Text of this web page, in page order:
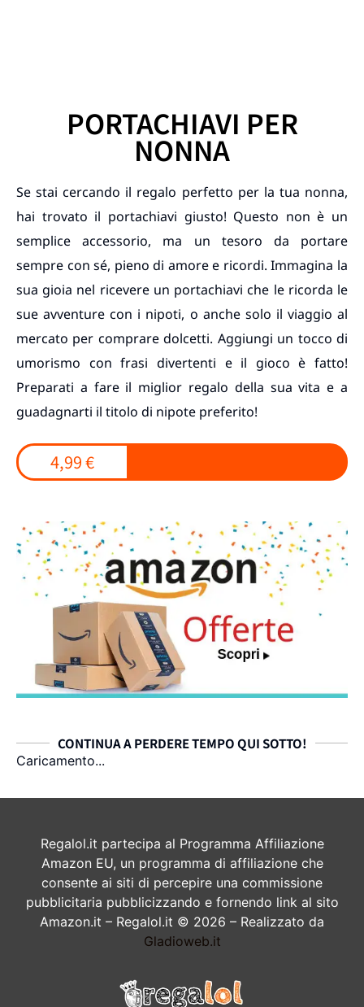
PORTACHIAVI PER
NONNA
Se stai cercando il regalo perfetto per la tua nonna,
hai trovato il portachiavi giusto! Questo non è un
semplice accessorio, ma un tesoro da portare
sempre con sé, pieno di amore e ricordi. Immagina la
sua gioia nel ricevere un portachiavi che le ricorda le
sue avventure con i nipoti, o anche solo il viaggio al
mercato per comprare dolcetti. Aggiungi un tocco di
umorismo con frasi divertenti e il gioco è fatto!
Preparati a fare il miglior regalo della sua vita e a
guadagnarti il titolo di nipote preferito!
4,99 €
CONTINUA A PERDERE TEMPO QUI SOTTO!
Caricamento...
Regalol.it partecipa al Programma Affiliazione
Amazon EU, un programma di affiliazione che
consente ai siti di percepire una commissione
pubblicitaria pubblicizzando e fornendo link al sito
Amazon.it – Regalol.it © 2026 – Realizzato da
Gladioweb.it